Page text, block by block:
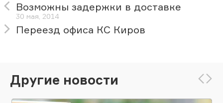
Возможны задержки в доставке
30 мая, 2014
Переезд офиса КС Киров
Другие новости